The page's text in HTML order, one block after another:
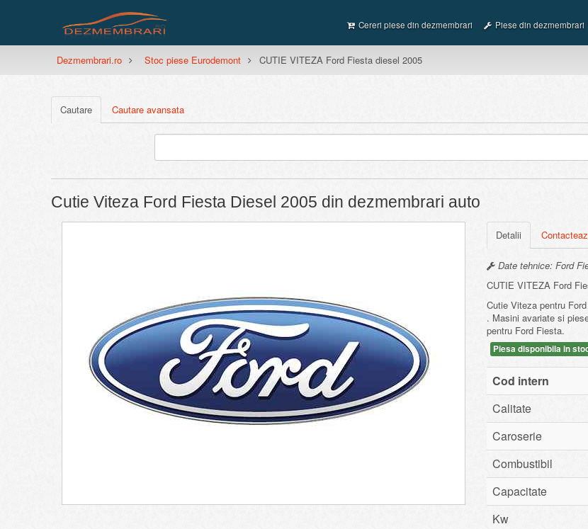
Cereri piese din dezmembrari Piese din dezmembrari
Dezmembrari.ro Stoc piese Eurodemont CUTIE VITEZA Ford Fiesta diesel 2005
Cautare Cautare avansata
Cutie Viteza Ford Fiesta Diesel 2005 din dezmembrari auto
Detalii
Date tehnice: Ford
CUTIE VITEZA Ford
Cutie Viteza pentru
. Masini avariate si
pentru Ford Fiesta.
Piesa disponibila in
Cod intern
Calitate
Caroserie
Combustibil
Capacitate
Kw